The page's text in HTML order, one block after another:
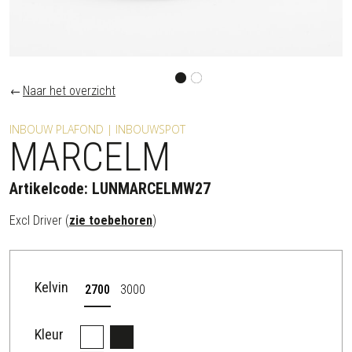
Naar het overzicht
INBOUW PLAFOND | INBOUWSPOT
MARCELM
Artikelcode: LUNMARCELMW27
Excl Driver (zie toebehoren)
Kelvin 2700 3000
Kleur